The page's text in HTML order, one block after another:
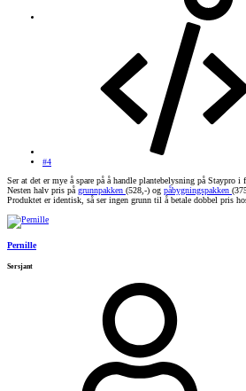
#4
Ser at det er mye å spare på å handle plantebelysning på Staypro i
Nesten halv pris på grunnpakken (528,-) og påbygningspakken
Produktet er identisk, så ser ingen grunn til å betale dobbel pris
Pernille
Sersjant